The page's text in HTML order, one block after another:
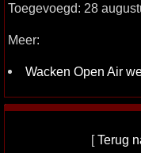
Toegevoegd: 28
Meer:
Wacken Open Air
[Terug